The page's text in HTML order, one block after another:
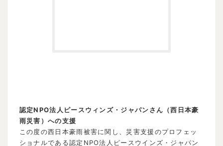
認定NPO法人ピースウィンズ・ジャパンさん（西日本豪
雨災害）への支援
この度の西日本豪雨被害に関し、災害支援のプロフェッ
ショナルである認定NPO法人ピースウインズ・ジャパン